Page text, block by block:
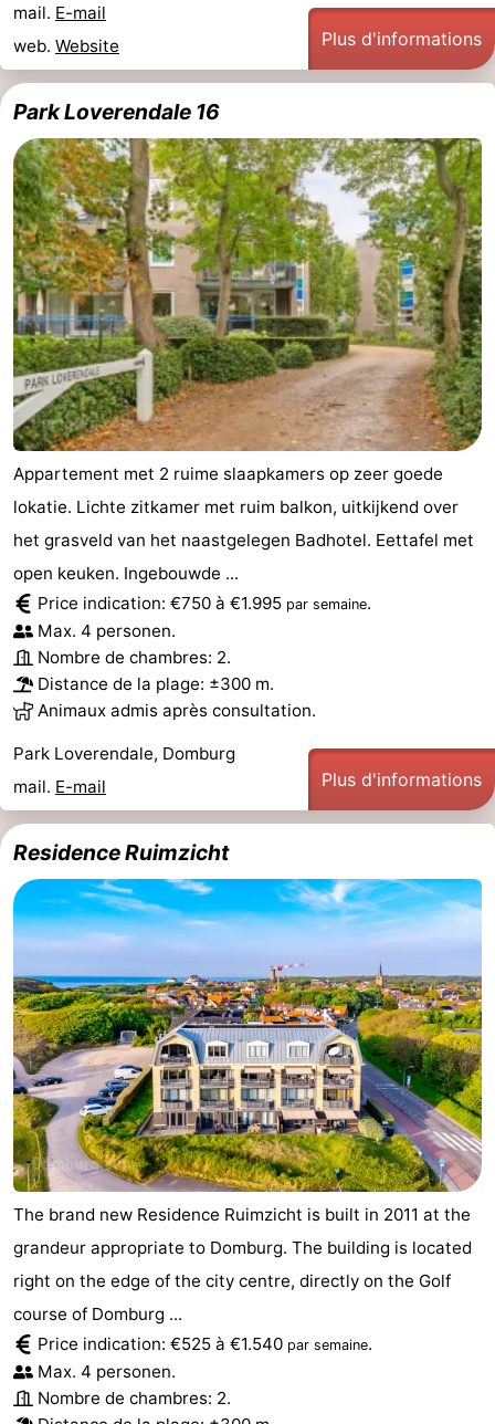
mail. E-mail
web. Website Plus d'informations
Park Loverendale 16
Appartement met 2 ruime slaapkamers op zeer goede
lokatie. Lichte zitkamer met ruim balkon, uitkijkend over
het grasveld van het naastgelegen Badhotel. Eettafel met
open keuken. Ingebouwde ...
Price indication: €750 à €1.995 par semaine.
Max. 4 personen.
Nombre de chambres: 2.
Distance de la plage: ±300 m.
Animaux admis après consultation.
Park Loverendale, Domburg
mail. E-mail Plus d'informations
Residence Ruimzicht
The brand new Residence Ruimzicht is built in 2011 at the
grandeur appropriate to Domburg. The building is located
right on the edge of the city centre, directly on the Golf
course of Domburg ...
Price indication: €525 à €1.540 par semaine.
Max. 4 personen.
Nombre de chambres: 2.